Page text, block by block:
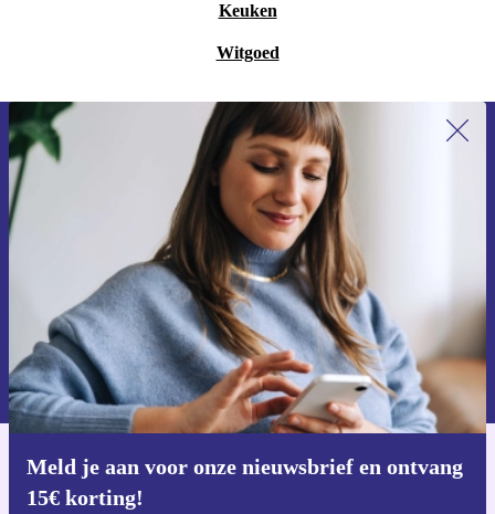
Keuken
Witgoed
Meld je aan voor onze nieuwsbrief en ontvang
15€ korting!
Meld je aan voor onze nieuwsbrief en
ontvang €15 korting!
Mis nooit meer een aanbieding.
Voucher aanvragen
Informatie over het gebruik van persoonsgegevens vind je in ons
privacybeleid
Download de refurbed app